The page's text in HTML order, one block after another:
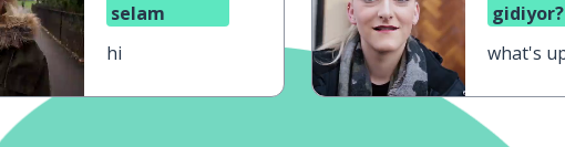
selam
hi
gidiyor?
what's